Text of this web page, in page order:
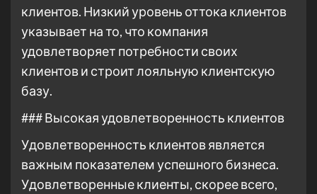
клиентов. Низкий уровень оттока клиентов
указывает на то, что компания
удовлетворяет потребности своих
клиентов и строит лояльную клиентскую
базу.
### Высокая удовлетворенность клиентов
Удовлетворенность клиентов является
важным показателем успешного бизнеса.
Удовлетворенные клиенты, скорее всего,